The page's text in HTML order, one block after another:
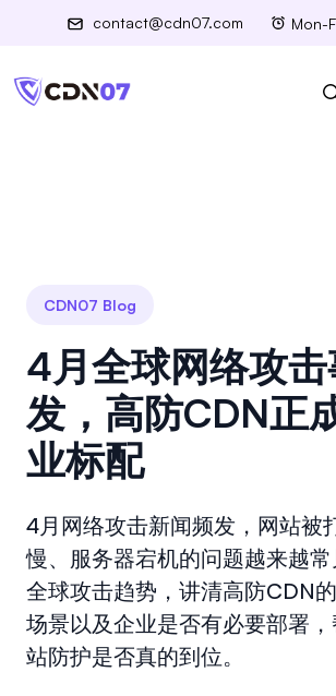
contact@cdn07.com Mon-
CDN07 Blog
4月全球网络攻
发，高防CDN正
业标配
4月网络攻击新闻频发，网站被
慢、服务器宕机的问题越来越
全球攻击趋势，讲清高防CDN
场景以及企业是否有必要部署
站防护是否真的到位。